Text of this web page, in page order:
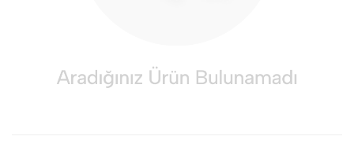
Ev Tekstili